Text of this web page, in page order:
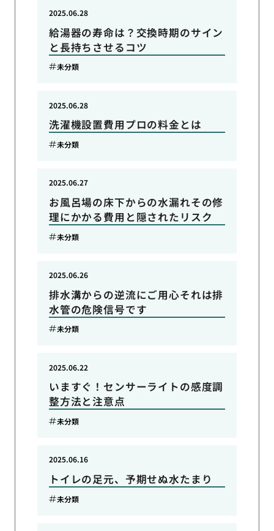
給湯器の寿命は？交換時期のサイン
と長持ちさせるコツ
2025.06.28
未分類
洗濯機設置費用プロの料金とは
2025.06.28
未分類
お風呂場の床下からの水漏れその修
理にかかる費用と隠されたリスク
2025.06.27
未分類
排水溝からの逆流にご用心それは排
水管の危険信号です
2025.06.26
未分類
いますぐ！センサーライトの感度調
整方法と注意点
2025.06.22
未分類
トイレの足元、予期せぬ水たまり
2025.06.16
未分類